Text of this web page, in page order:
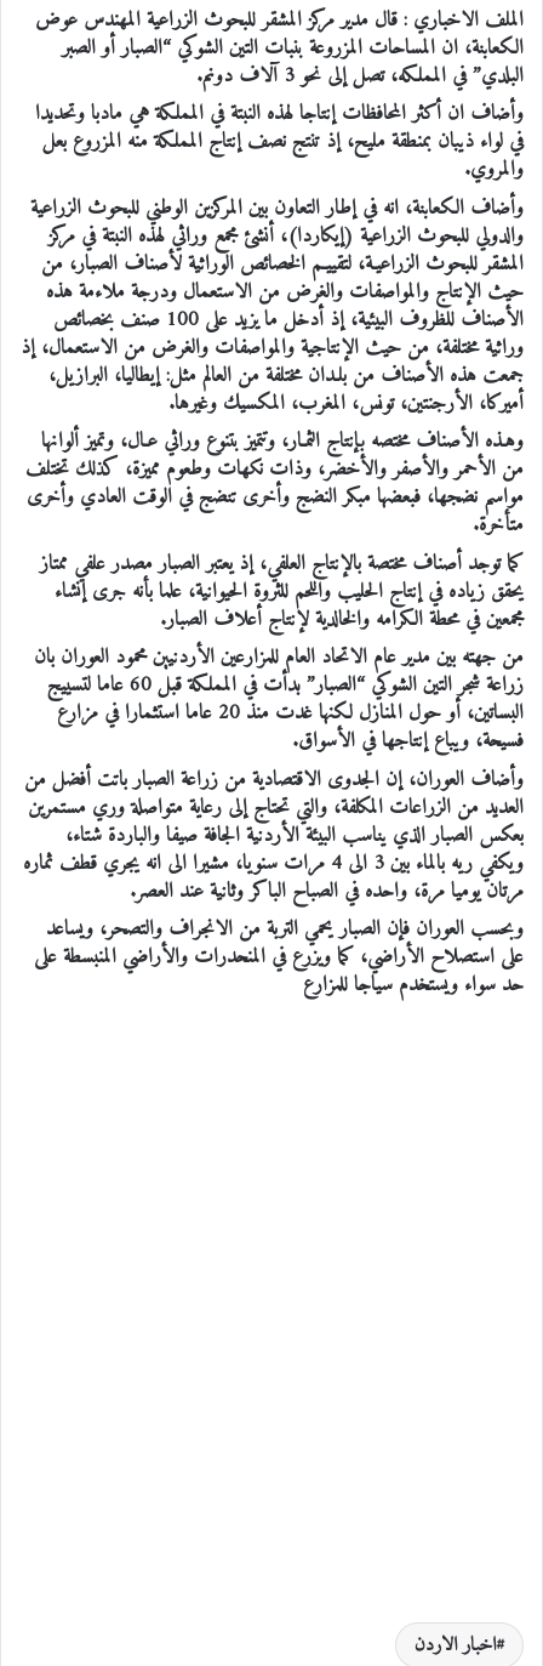
الملف الاخباري : قال مدير مركز المشقر للبحوث الزراعية المهندس عوض
الكعابنة، ان المساحات المزروعة بنبات التين الشوكي “الصبار أو الصبر
البلدي” في المملكه، تصل إلى نحو 3 آلاف دونم.
وأضاف ان أكثر المحافظات إنتاجا لهذه النبتة في المملكة هي مادبا وتحديدا
في لواء ذيبان بمنطقة مليح، إذ تنتج نصف إنتاج المملكة منه المزروع بعل
والمروي.
وأضاف الكعابنة، انه في إطار التعاون بين المركزين الوطني للبحوث الزراعية
والدولي للبحوث الزراعية (إيكاردا)، أنشئ مجمع وراثي لهذه النبتة في مركز
المشقر للبحوث الزراعيـة، لتقييـم الخصائص الوراثية لأصناف الصبار، من
حيث الإنتاج والمواصفات والغرض من الاستعمال ودرجة ملاءمة هذه
الأصناف للظروف البيئية، إذ أدخل ما يزيد على 100 صنف بخصائص
وراثية مختلفة، من حيث الإنتاجية والمواصفات والغرض من الاستعمال، إذ
جمعت هذه الأصناف من بلـدان مختلفة من العالم مثل: إيطاليا، البرازيل،
أميركا، الأرجنتين، تونس، المغرب، المكسيك وغيرها.
وهـذه الأصناف مختصه بإنتاج الثمـار، وتتميز بتنوع وراثي عـال، وتميز ألوانها
من الأحمر والأصفر والأخضر، وذات نكهات وطعوم مميزة، كذلك تختلف
مواسم نضجها، فبعضها مبكر النضج وأخرى تنضج في الوقت العادي وأخرى
متأخرة.
كما توجد أصناف مختصة بالإنتاج العلفي، إذ يعتبر الصبار مصدر علفي ممتاز
يحقق زياده في إنتاج الحليب واللحم للثروة الحيوانية، علما بأنه جرى إنشاء
مجمعين في محطة الكرامه والخالدية لإنتاج أعلاف الصبار.
من جهته بين مدير عام الاتحاد العام للمزارعين الأردنيين محمود العوران بان
زراعة شجر التين الشوكي “الصبار” بدأت في المملكة قبل 60 عاما لتسييج
البساتين، أو حول المنازل لكنها غدت منذ 20 عاما استثمارا في مزارع
فسيحة، ويباع إنتاجها في الأسواق.
وأضاف العوران، إن الجدوى الاقتصادية من زراعة الصبار باتت أفضل من
العديد من الزراعات المكلفة، والتي تحتاج إلى رعاية متواصلة وري مستمرين
بعكس الصبار الذي يناسب البيئة الأردنية الجافة صيفا والباردة شتاء،
ويكفي ريه بالماء بين 3 الى 4 مرات سنويا، مشيرا الى انه يجري قطف ثماره
مرتان يوميا مرة، واحده في الصباح الباكر وثانية عند العصر.
وبحسب العوران فإن الصبار يحمي التربة من الانجراف والتصحر، ويساعد
على استصلاح الأراضي، كما ويزرع في المنحدرات والأراضي المنبسطة على
حد سواء ويستخدم سياجا للمزارع
اخبار الاردن